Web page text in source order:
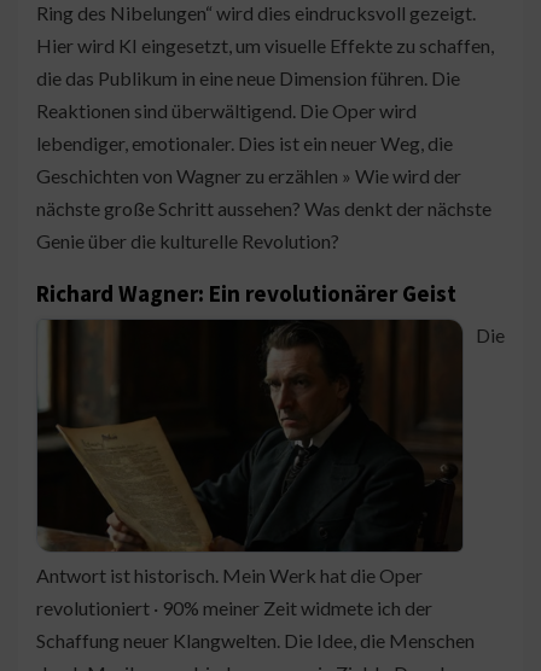
Ring des Nibelungen“ wird dies eindrucksvoll gezeigt.
Hier wird KI eingesetzt, um visuelle Effekte zu schaffen,
die das Publikum in eine neue Dimension führen. Die
Reaktionen sind überwältigend. Die Oper wird
lebendiger, emotionaler. Dies ist ein neuer Weg, die
Geschichten von Wagner zu erzählen » Wie wird der
nächste große Schritt aussehen? Was denkt der nächste
Genie über die kulturelle Revolution?
Richard Wagner: Ein revolutionärer Geist
Die
Antwort ist historisch. Mein Werk hat die Oper
revolutioniert · 90% meiner Zeit widmete ich der
Schaffung neuer Klangwelten. Die Idee, die Menschen